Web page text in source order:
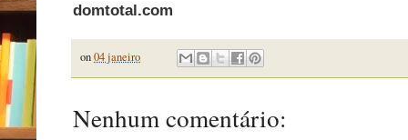
domtotal.com
on04 janeiro
Nenhum comentário: